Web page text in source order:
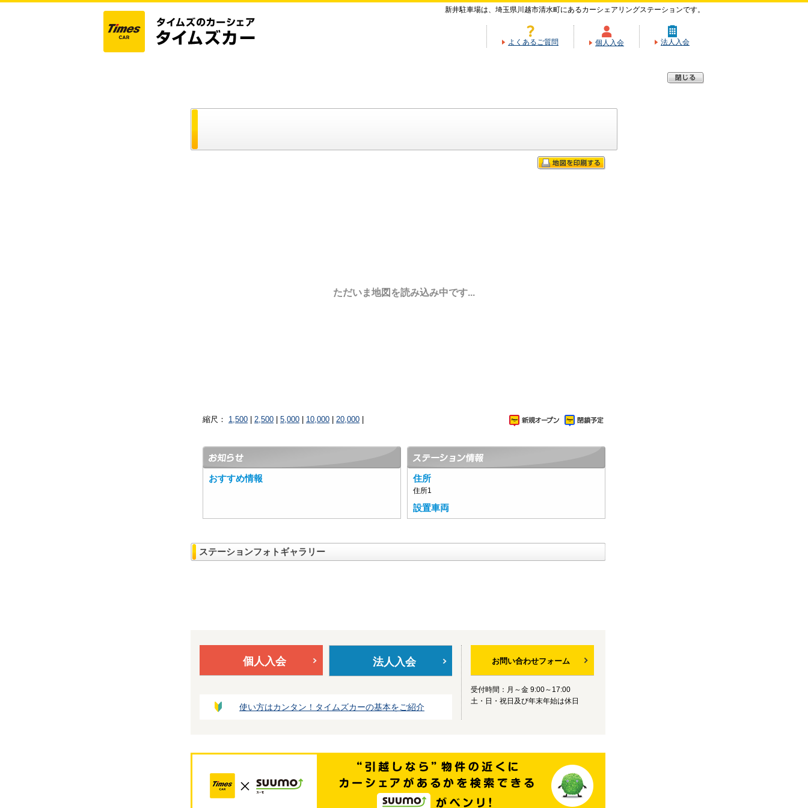
新井駐車場は、埼玉県川越市清水町にあるカーシェアリングステーションです。
よくあるご質問 個人入会 法人入会
ただいま地図を読み込み中です...
縮尺： 1,500 2,500 5,000 10,000 20,000
おすすめ情報 住所
住所1
設置車両
ステーションフォトギャラリー
個人入会 法人入会
使い方はカンタン！タイムズカーの基本をご紹介
お問い合わせフォーム
受付時間：月～金 9:00～17:00
土・日・祝日及び年末年始は休日